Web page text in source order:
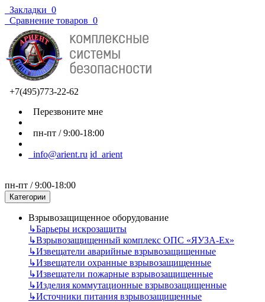
Закладки 0
Сравнение товаров 0
+7(495)773-22-62
Перезвоните мне
пн-пт / 9:00-18:00
info@arient.ru id_arient
пн-пт / 9:00-18:00
Категории
Взрывозащищенное оборудование
↳Барьеры искрозащиты
↳Взрывозащищенный комплекс ОПС «ЯУЗА-Ех»
↳Извещатели аварийные взрывозащищенные
↳Извещатели охранные взрывозащищенные
↳Извещатели пожарные взрывозащищенные
↳Изделия коммутационные взрывозащищенные
↳Источники питания взрывозащищенные